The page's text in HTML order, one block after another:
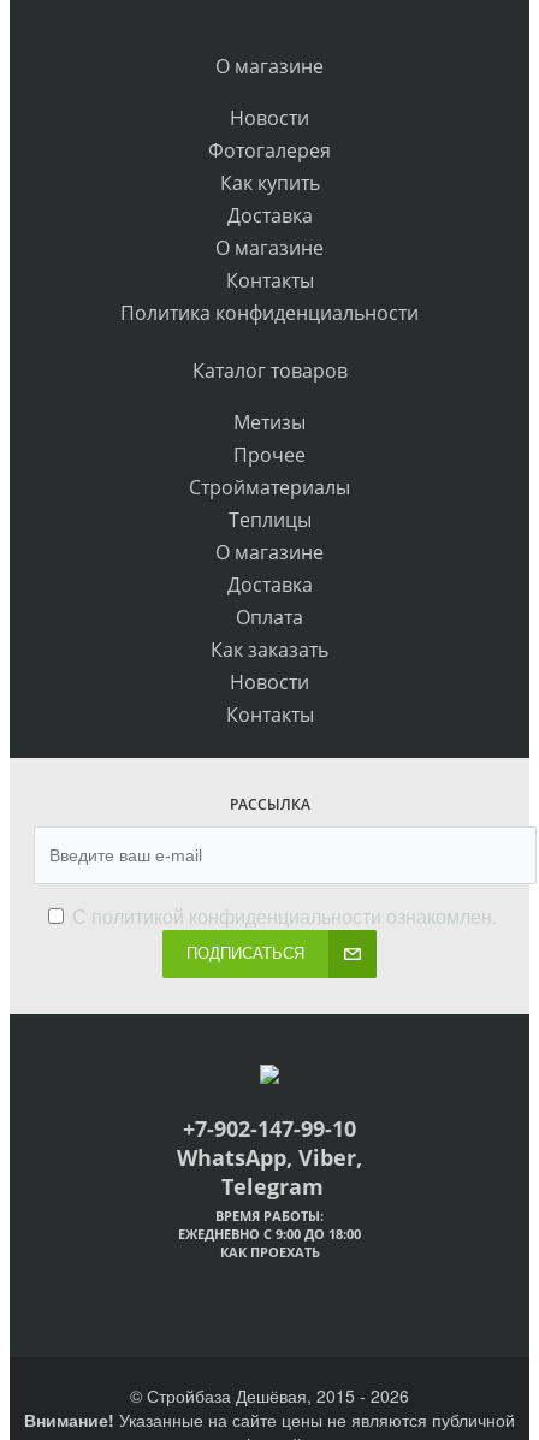
О магазине
Новости
Фотогалерея
Как купить
Доставка
О магазине
Контакты
Политика конфиденциальности
Каталог товаров
Метизы
Прочее
Стройматериалы
Теплицы
О магазине
Доставка
Оплата
Как заказать
Новости
Контакты
РАССЫЛКА
С политикой конфиденциальности ознакомлен.
ПОДПИСАТЬСЯ
+7-902-147-99-10
WhatsApp, Viber,
Telegram
ВРЕМЯ РАБОТЫ:
ЕЖЕДНЕВНО С 9:00 ДО 18:00
КАК ПРОЕХАТЬ
© Стройбаза Дешёвая, 2015 - 2026
Внимание! Указанные на сайте цены не являются публичной